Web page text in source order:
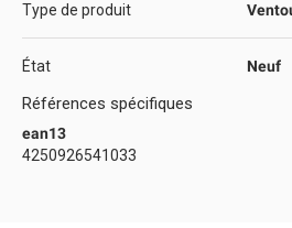
Type de produit
État Neuf
Références spécifiques
ean13
4250926541033